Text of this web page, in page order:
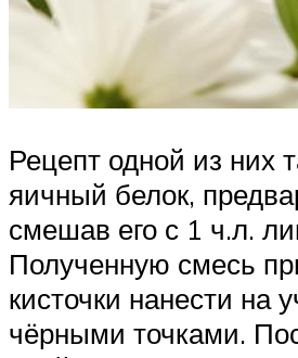
Рецепт одной из них
яичный белок,
смешав его с 1 ч.л.
Полученную смесь
кисточки нанести на
чёрными точками.